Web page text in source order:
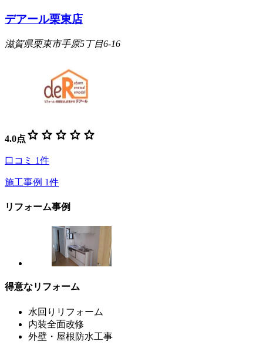
デアール栗東店
滋賀県栗東市手原5丁目6-16
4.0点 star star star star star
口コミ 1件
施工事例 1件
リフォーム事例
得意なリフォーム
水回りリフォーム
内装全面改修
外壁・屋根防水工事